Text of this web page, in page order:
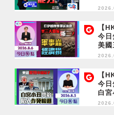
【
今日
美國
濟損
【
今日
白